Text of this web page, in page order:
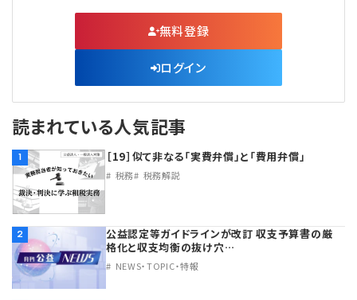
無料登録
ログイン
読まれている人気記事
1 ［19］似て非なる「実費弁償」と「費用弁償」
税務 税務解説
2
公益認定等ガイドラインが改訂 収支予算書の厳
格化と収支均衡の抜け穴…
NEWS・TOPIC・特報